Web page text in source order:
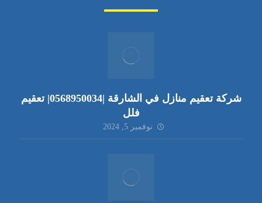
شركة تعقيم منازل في الشارقة |0568950034| تعقيم
فلل
نوفمبر 5, 2024